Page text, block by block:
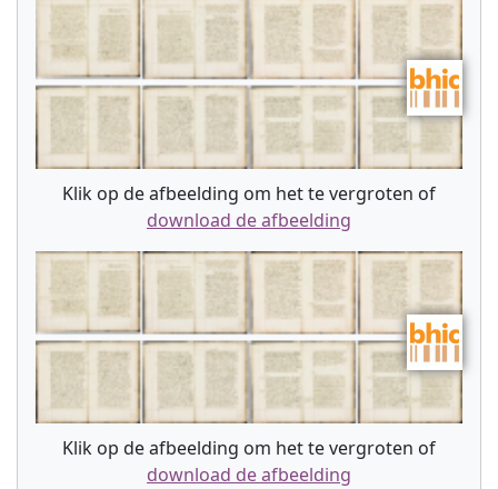
Klik op de afbeelding om het te vergroten of
download de afbeelding
Klik op de afbeelding om het te vergroten of
download de afbeelding